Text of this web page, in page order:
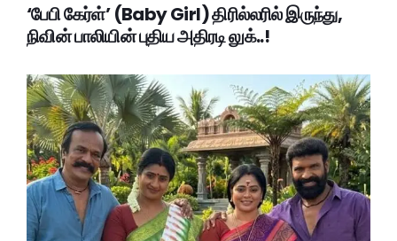
‘பேபி கேர்ள்’ (Baby Girl) திரில்லரில் இருந்து,
நிவின் பாலியின் புதிய அதிரடி லுக்..!